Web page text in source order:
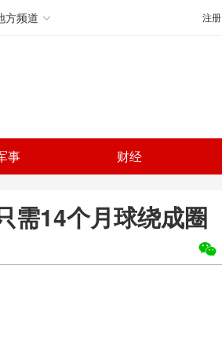
方频道 注册
事 财经
需14个月球绕成圈